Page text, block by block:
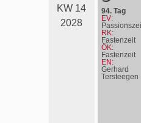
KW 14
2028
94. Tag
EV:
RK:
Fastenzeit
ÖK:
Fastenzeit
EN:
Gerhard
Terstee­gen